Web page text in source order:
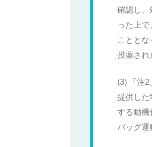
確認し、
った上
ことと
投薬され
(3) 「注
提供した
する動機
バッグ運